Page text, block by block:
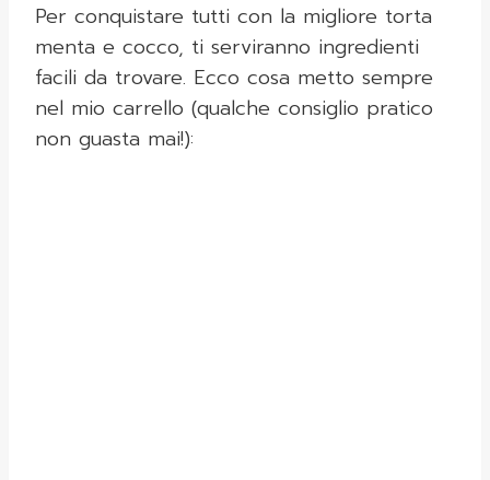
Per conquistare tutti con la migliore torta
menta e cocco, ti serviranno ingredienti
facili da trovare. Ecco cosa metto sempre
nel mio carrello (qualche consiglio pratico
non guasta mai!):